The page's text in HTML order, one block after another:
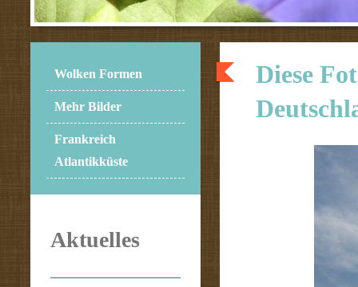
Diese
Wolken Formen
Mehr Bilder
Frankreich
Atlantikküste
Aktuelles